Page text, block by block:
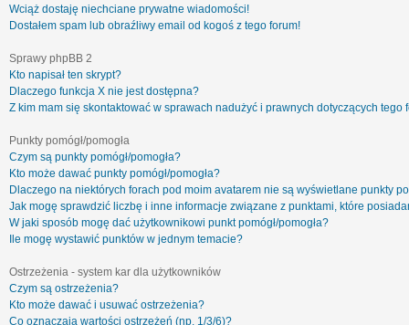
Wciąż dostaję niechciane prywatne wiadomości!
Dostałem spam lub obraźliwy email od kogoś z tego forum!
Sprawy phpBB 2
Kto napisał ten skrypt?
Dlaczego funkcja X nie jest dostępna?
Z kim mam się skontaktować w sprawach nadużyć i prawnych dotyczących tego
Punkty pomógł/pomogła
Czym są punkty pomógł/pomogła?
Kto może dawać punkty pomógł/pomogła?
Dlaczego na niektórych forach pod moim avatarem nie są wyświetlane punkty
Jak mogę sprawdzić liczbę i inne informacje związane z punktami, które
W jaki sposób mogę dać użytkownikowi punkt pomógł/pomogła?
Ile mogę wystawić punktów w jednym temacie?
Ostrzeżenia - system kar dla użytkowników
Czym są ostrzeżenia?
Kto może dawać i usuwać ostrzeżenia?
Co oznaczają wartości ostrzeżeń (np. 1/3/6)?